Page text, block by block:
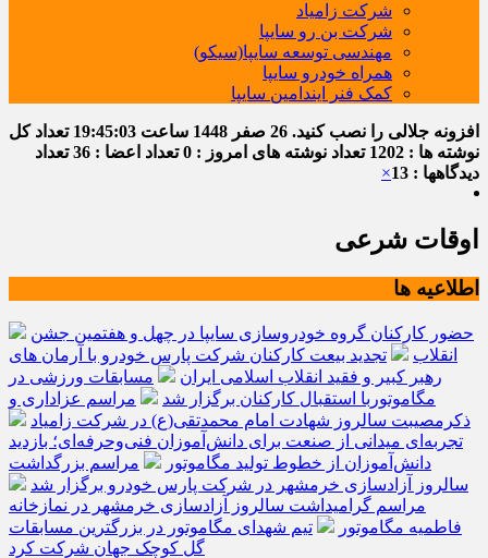
شرکت زامیاد
شرکت بن رو سایپا
مهندسی توسعه سایپا(سیکو)
همراه خودرو سایپا
کمک فنر ایندامین سایپا
افزونه جلالی را نصب کنید. 26 صفر 1448 ساعت 19:45:04 تعداد کل
نوشته ها : 1202
تعداد نوشته های امروز : 0 تعداد اعضا : 36
تعداد
دیدگاهها : 13
×
اوقات شرعی
اطلاعیه ها
حضور کارکنان گروه خودروسازی سایپا در چهل و هفتمین جشن
انقلاب
تجدید بیعت کارکنان شرکت پارس خودرو با آرمان های
رهبر کبیر و فقید انقلاب اسلامی ایران
مسابقات ورزشی در
مگاموتوربا استقبال کارکنان برگزار شد
مراسم عزاداری و
ذکرمصیبت سالروز شهادت امام محمدتقی(ع) در شرکت زامیاد
تجربه‌ای میدانی از صنعت برای دانش‌آموزان فنی‌وحرفه‌ای؛ بازدید
دانش‌آموزان از خطوط تولید مگاموتور
مراسم بزرگداشت
سالروز آزادسازی خرمشهر در شرکت پارس خودرو برگزار شد
مراسم گرامیداشت سالروز آزادسازی خرمشهر در نمازخانه
فاطمیه مگاموتور
تیم شهدای مگاموتور در بزرگترین مسابقات
گل کوچک جهان شرکت کرد